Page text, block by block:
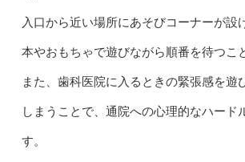
入口から近い場所にあそびコーナーが設
本やおもちゃで遊びながら順番を待つこ
また、歯科医院に入るときの緊張感を遊
しまうことで、通院への心理的なハード
す。